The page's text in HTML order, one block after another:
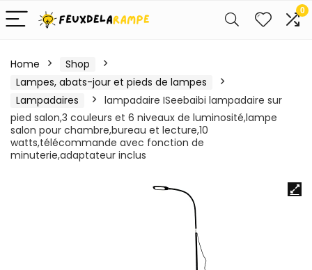
0
Home
Shop
Lampes, abats-jour et pieds de lampes
Lampadaires
lampadaire ISeebaibi lampadaire sur
pied salon,3 couleurs et 6 niveaux de luminosité,lampe
salon pour chambre,bureau et lecture,10
watts,télécommande avec fonction de
minuterie,adaptateur inclus